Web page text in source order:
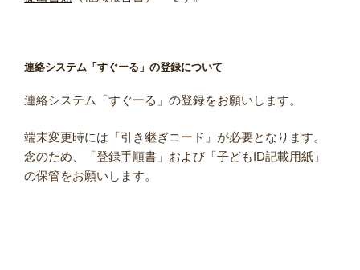
連絡システム「すぐーる」の登録について
連絡システム「すぐーる」の登録をお願いします。
端末変更時には「引き継ぎコード」が必要となります。
念のため、「登録手順書」および「子どもID記載用紙」
の保管をお願いします。